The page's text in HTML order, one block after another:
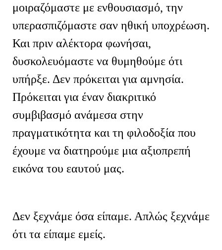
μοιραζόμαστε με ενθουσιασμό, την
υπερασπιζόμαστε σαν ηθική υποχρέωση.
Και πριν αλέκτορα φωνήσαι,
δυσκολευόμαστε να θυμηθούμε ότι
υπήρξε. Δεν πρόκειται για αμνησία.
Πρόκειται για έναν διακριτικό
συμβιβασμό ανάμεσα στην
πραγματικότητα και τη φιλοδοξία που
έχουμε να διατηρούμε μια αξιοπρεπή
εικόνα του εαυτού μας.
Δεν ξεχνάμε όσα είπαμε. Απλώς ξεχνάμε
ότι τα είπαμε εμείς.